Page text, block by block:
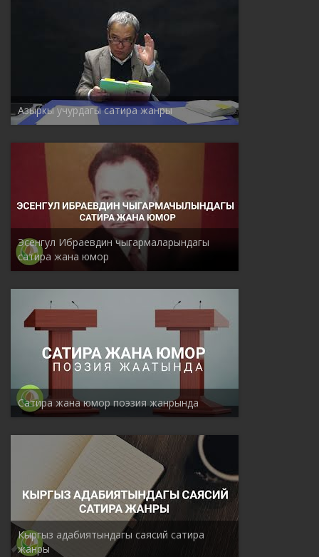
Азыркы учурдагы сатира жанры
Эсенгул Ибраевдин чыгармаларындагы
сатира жана юмор
Сатира жана юмор поэзия жанрында
Кыргыз адабиятындагы саясий сатира
жанры